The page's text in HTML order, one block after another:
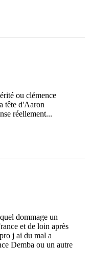
ou clémence
tête d'Aaron
réellement...
dommage un
et de loin après
j ai du mal a
Demba ou un autre